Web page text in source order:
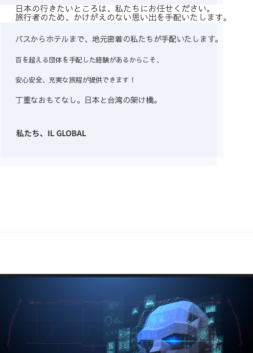
日本の行きたいところは、私たちにお任せください。
旅行者のため、かけがえのない思い出を手配いたします。
バスからホテルまで、地元密着の私たちが手配いたします。
百を超える団体を手配した経験があるからこそ、
安心安全、充実な旅程が提供できます！
丁重なおもてなし。日本と台湾の架け橋。
私たち、IL GLOBAL